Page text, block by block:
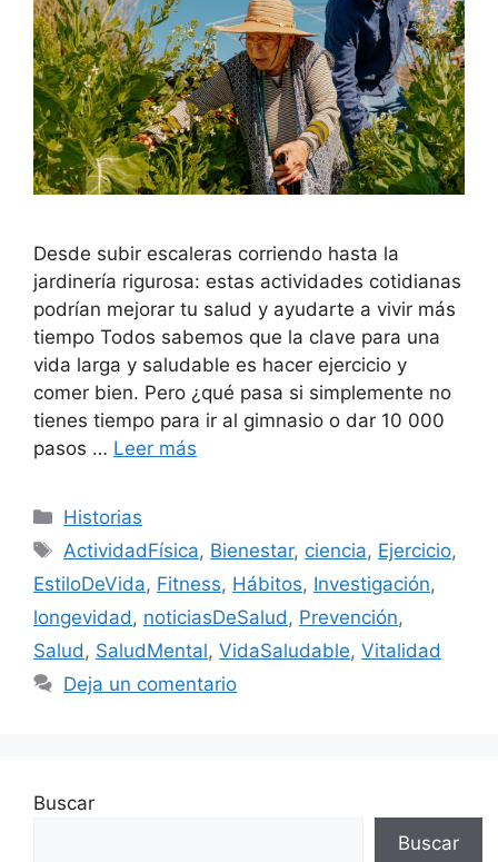
Desde subir escaleras corriendo hasta la
jardinería rigurosa: estas actividades cotidianas
podrían mejorar tu salud y ayudarte a vivir más
tiempo Todos sabemos que la clave para una
vida larga y saludable es hacer ejercicio y
comer bien. Pero ¿qué pasa si simplemente no
tienes tiempo para ir al gimnasio o dar 10 000
pasos … Leer más
Categorías
Historias
Etiquetas
ActividadFísica, Bienestar, ciencia, Ejercicio,
EstiloDeVida, Fitness, Hábitos, Investigación,
longevidad , noticiasDeSalud , Prevención,
Salud , SaludMental, VidaSaludable, Vitalidad
Deja un comentario
Buscar
Buscar